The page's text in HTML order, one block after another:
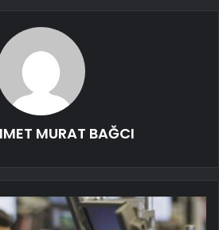
MURAT BAĞCI